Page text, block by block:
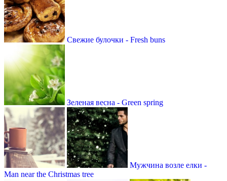
Свежие булочки - Fresh buns
Зеленая весна - Green spring
Мужчина возле елки -
Man near the Christmas tree